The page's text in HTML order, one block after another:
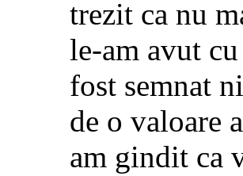
trezit ca nu
le-am avut
fost semnat
de o valoare
am gindit ca